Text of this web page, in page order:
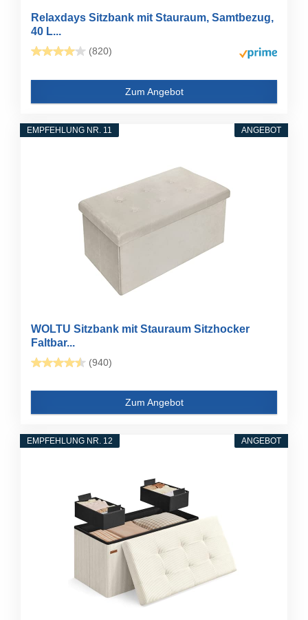
Relaxdays Sitzbank mit Stauraum, Samtbezug,
40 L...
(820)
Zum Angebot
ANGEBOT
EMPFEHLUNG NR. 11
WOLTU Sitzbank mit Stauraum Sitzhocker
Faltbar...
(940)
Zum Angebot
ANGEBOT
EMPFEHLUNG NR. 12